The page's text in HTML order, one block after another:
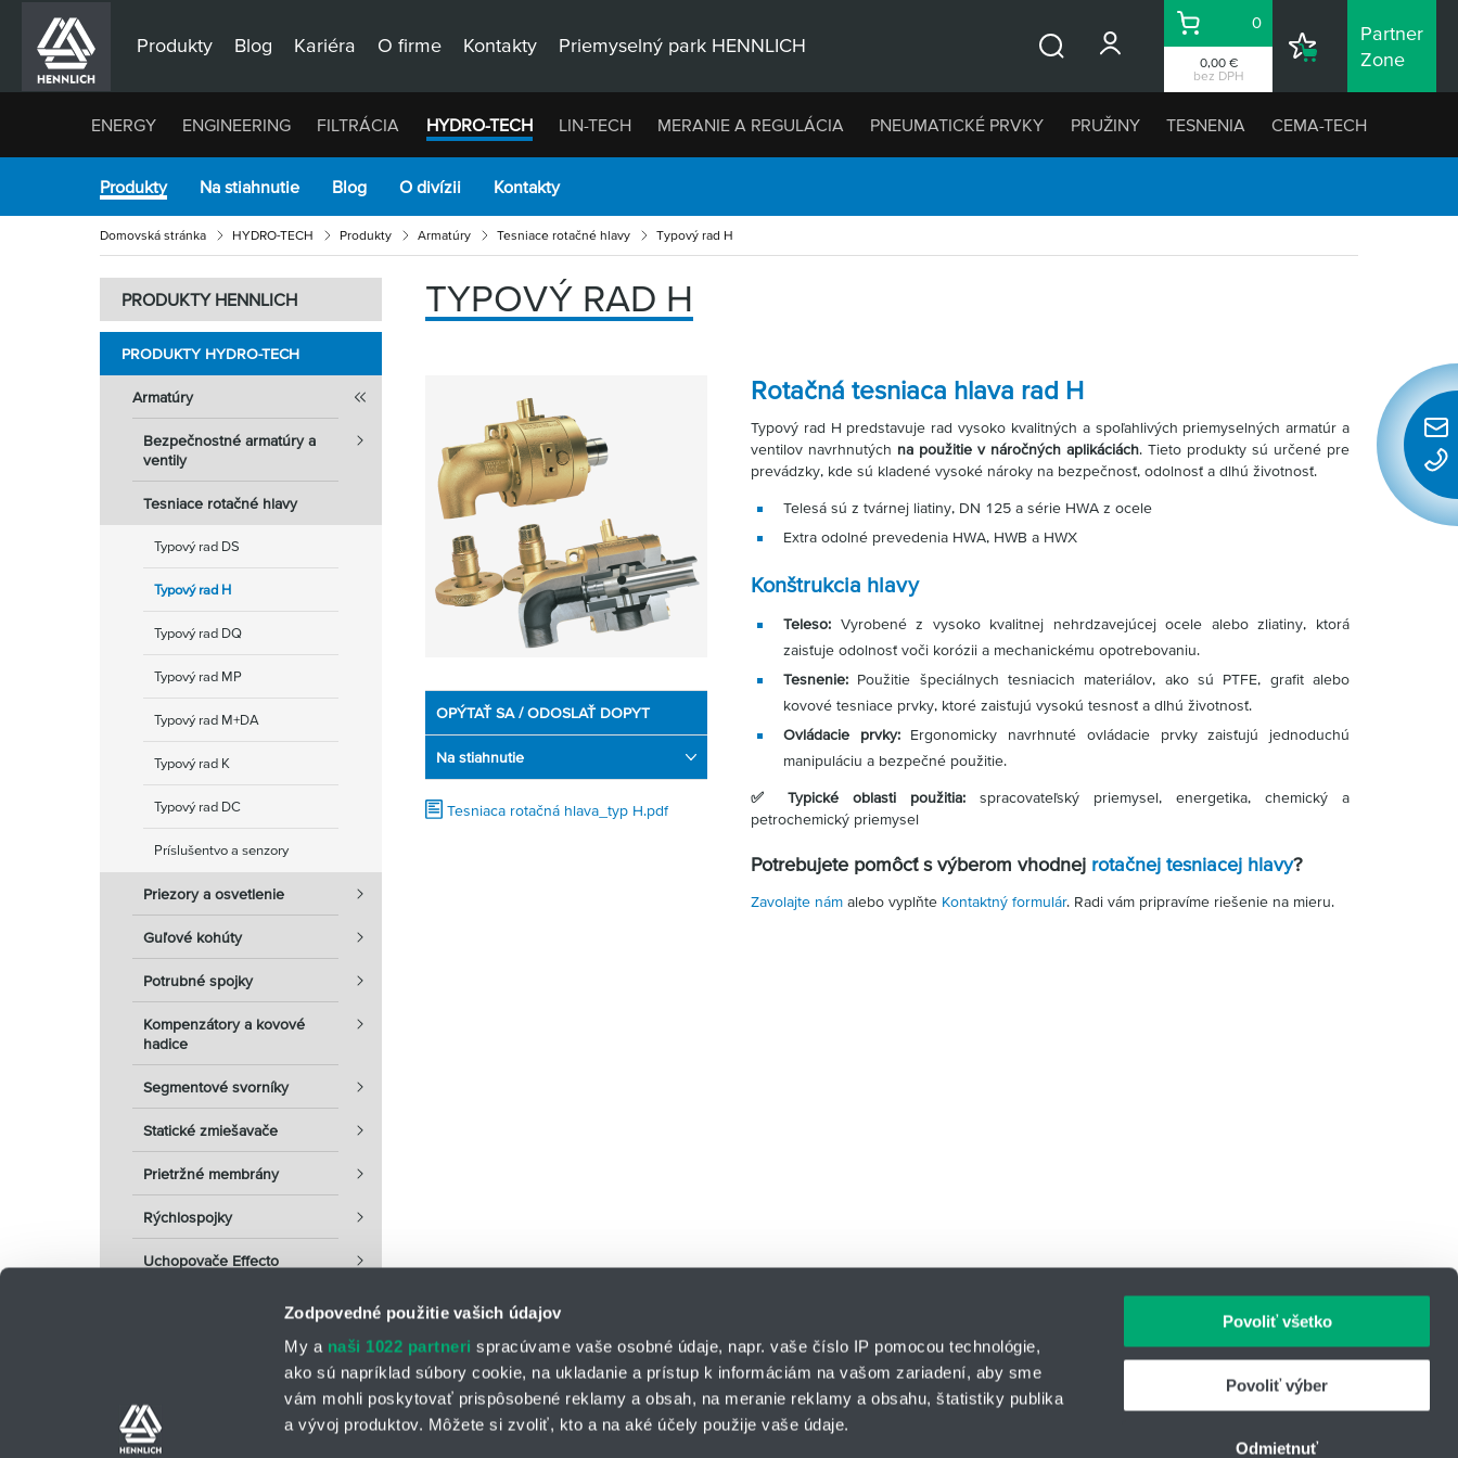
Zodpovedné použitie vašich údajov
My a naši 1022 partneri spracúvame vaše osobné údaje, napr. vaše číslo IP pomocou technológie,
ako sú napríklad súbory cookie, na ukladanie a prístup k informáciám na vašom zariadení, aby sme
vám mohli poskytovať prispôsobené reklamy a obsah, na meranie reklamy a obsahu, štatistiky publika
a vývoj produktov. Môžete si zvoliť, kto a na aké účely použije vaše údaje.
Povoliť všetko
Povoliť výber
Odmietnuť
Produkty Blog Kariéra O firme Kontakty Priemyselný park HENNLICH
0,00 €
bez DPH
Košík
0
Nákupný
Partner
Zone
ENERGY ENGINEERING FILTRÁCIA HYDRO-TECH LIN-TECH MERANIE A REGULÁCIA PNEUMATICKÉ PRVKY PRUŽINY TESNENIA CEMA-TECH
Produkty Na stiahnutie Blog O divízii Kontakty
Domovská stránka HYDRO-TECH Produkty Armatúry Tesniace rotačné hlavy Typový rad H
PRODUKTY HENNLICH
PRODUKTY HYDRO-TECH
Armatúry
Bezpečnostné armatúry a
ventily
Tesniace rotačné hlavy
Typový rad DS
Typový rad H
Typový rad DQ
Typový rad MP
Typový rad M+DA
Typový rad K
Typový rad DC
Príslušentvo a senzory
Priezory a osvetlenie
Guľové kohúty
Potrubné spojky
Kompenzátory a kovové
hadice
Segmentové svorníky
Statické zmiešavače
Prietržné membrány
Rýchlospojky
Uchopovače Effecto
TYPOVÝ RAD H
OPÝTAŤ SA / ODOSLAŤ DOPYT
Na stiahnutie
Tesniaca rotačná hlava_typ H.pdf
Rotačná tesniaca hlava rad H
Typový rad H predstavuje rad vysoko kvalitných a spoľahlivých priemyselných armatúr a
ventilov navrhnutých na použitie v náročných aplikáciách. Tieto produkty sú určené pre
prevádzky, kde sú kladené vysoké nároky na bezpečnosť, odolnosť a dlhú životnosť.
Telesá sú z tvárnej liatiny, DN 125 a série HWA z ocele
Extra odolné prevedenia HWA, HWB a HWX
Konštrukcia hlavy
Teleso: Vyrobené z vysoko kvalitnej nehrdzavejúcej ocele alebo zliatiny, ktorá
zaisťuje odolnosť voči korózii a mechanickému opotrebovaniu.
Tesnenie: Použitie špeciálnych tesniacich materiálov, ako sú PTFE, grafit alebo
kovové tesniace prvky, ktoré zaisťujú vysokú tesnosť a dlhú životnosť.
Ovládacie prvky: Ergonomicky navrhnuté ovládacie prvky zaisťujú jednoduchú
manipuláciu a bezpečné použitie.
✅ Typické oblasti použitia: spracovateľský priemysel, energetika, chemický a
petrochemický priemysel
Potrebujete pomôcť s výberom vhodnej rotačnej tesniacej hlavy?
Zavolajte nám alebo vyplňte Kontaktný formulár. Radi vám pripravíme riešenie na mieru.
HENNLICH s.r.o.
Košťany nad Turcom 543
IČO: 31344500
Telefón: +421 903 447 245